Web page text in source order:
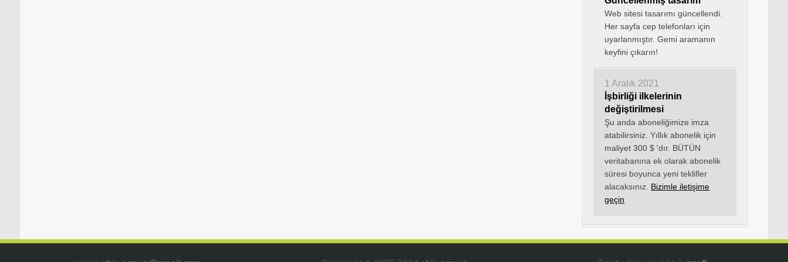
Web sitesi tasarımı güncellendi.
Her sayfa cep telefonları için
uyarlanmıştır. Gemi aramanın
keyfini çıkarın!
1 Aralık 2021
İşbirliği ilkelerinin
değiştirilmesi
Şu anda aboneliğimize imza
atabilirsiniz. Yıllık abonelik için
maliyet 300 $ 'dır. BÜTÜN
veritabanına ek olarak abonelik
süresi boyunca yeni teklifler
alacaksınız. Bizimle iletişime
geçin